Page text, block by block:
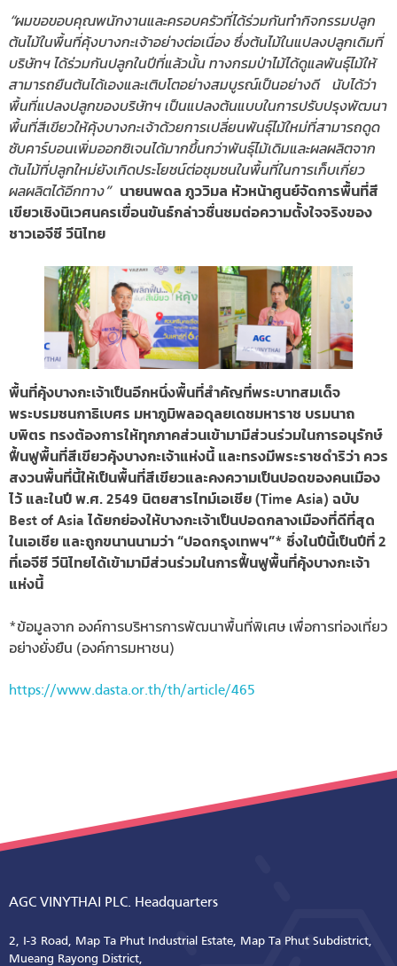
“ผมขอขอบคุณพนักงานและครอบครัวที่ได้ร่วมกันทำกิจกรรมปลูก
ต้นไม้ในพื้นที่คุ้งบางกะเจ้าอย่างต่อเนื่อง ซึ่งต้นไม้ในแปลงปลูกเดิมที่
บริษัทฯ ได้ร่วมกันปลูกในปีที่แล้วนั้น ทางกรมป่าไม้ได้ดูแลพันธุ์ไม้ให้
สามารถยืนต้นได้เองและเติบโตอย่างสมบูรณ์เป็นอย่างดี นับได้ว่า
พื้นที่แปลงปลูกของบริษัทฯ เป็นแปลงต้นแบบในการปรับปรุงพัฒนา
พื้นที่สีเขียวให้คุ้งบางกะเจ้าด้วยการเปลี่ยนพันธุ์ไม้ใหม่ที่สามารถดูด
ซับคาร์บอนเพิ่มออกซิเจนได้มากขึ้นกว่าพันธุ์ไม้เดิมและผลผลิตจาก
ต้นไม้ที่ปลูกใหม่ยังเกิดประโยชน์ต่อชุมชนในพื้นที่ในการเก็บเกี่ยว
ผลผลิตได้อีกทาง” นายนพดล ภูววิมล หัวหน้าศูนย์จัดการพื้นที่สี
เขียวเชิงนิเวศนครเขื่อนขันธ์กล่าวชื่นชมต่อความตั้งใจจริงของ
ชาวเอจีซี วีนิไทย
พื้นที่คุ้งบางกะเจ้าเป็นอีกหนึ่งพื้นที่สำคัญที่พระบาทสมเด็จ
พระบรมชนกาธิเบศร มหาภูมิพลอดุลยเดชมหาราช บรมนาถ
บพิตร ทรงต้องการให้ทุกภาคส่วนเข้ามามีส่วนร่วมในการอนุรักษ์
ฟื้นฟูพื้นที่สีเขียวคุ้งบางกะเจ้าแห่งนี้ และทรงมีพระราชดำริว่า ควร
สงวนพื้นที่นี้ให้เป็นพื้นที่สีเขียวและคงความเป็นปอดของคนเมือง
ไว้ และในปี พ.ศ. 2549 นิตยสารไทม์เอเชีย (Time Asia) ฉบับ
Best of Asia ได้ยกย่องให้บางกะเจ้าเป็นปอดกลางเมืองที่ดีที่สุด
ในเอเชีย และถูกขนานนามว่า “ปอดกรุงเทพฯ”* ซึ่งในปีนี้เป็นปีที่ 2
ที่เอจีซี วีนิไทยได้เข้ามามีส่วนร่วมในการฟื้นฟูพื้นที่คุ้งบางกะเจ้า
แห่งนี้
*ข้อมูลจาก องค์การบริหารการพัฒนาพื้นที่พิเศษ เพื่อการท่องเที่ยว
อย่างยั่งยืน (องค์การมหาชน)
https://www.dasta.or.th/th/article/465
AGC VINYTHAI PLC. Headquarters
2, I-3 Road, Map Ta Phut Industrial Estate, Map Ta Phut Subdistrict,
Mueang Rayong District,